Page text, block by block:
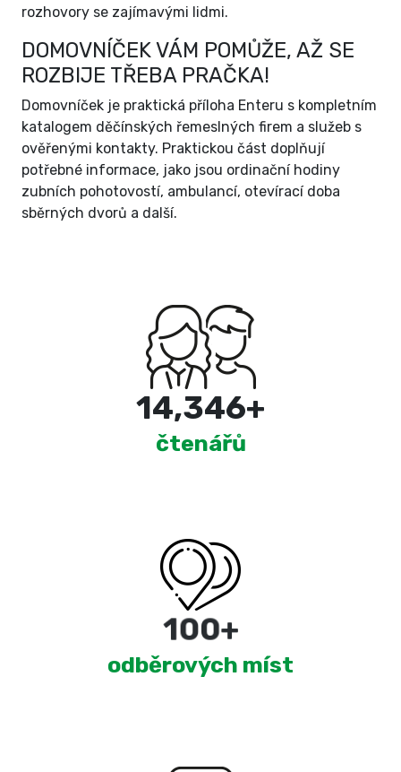
rozhovory se zajímavými lidmi.
DOMOVNÍČEK VÁM POMŮŽE, AŽ SE
ROZBIJE TŘEBA PRAČKA!
Domovníček je praktická příloha Enteru s kompletním
katalogem děčínských řemeslných firem a služeb s
ověřenými kontakty. Praktickou část doplňují
potřebné informace, jako jsou ordinační hodiny
zubních pohotovostí, ambulancí, otevírací doba
sběrných dvorů a další.
15,000+
čtenářů
180+
odběrových míst